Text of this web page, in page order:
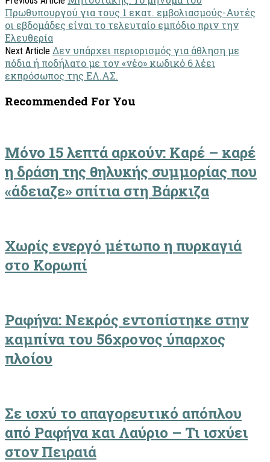
Πρωθυπουργού για τους 1 εκατ. εμβολιασμούς-Αυτές
οι εβδομάδες είναι το τελευταίο εμπόδιο πριν την
Ελευθερία
Next Article Δεν υπάρχει περιορισμός για άθληση με
πόδια ή ποδήλατο με τον «νέο» κωδικό 6 λέει
εκπρόσωπος της ΕΛ.ΑΣ.
Recommended For You
Μόνο 15 λεπτά αρκούν: Καρέ – καρέ
η δράση της θηλυκής συμμορίας που
«άδειαζε» σπίτια στη Βάρκιζα
Χωρίς ενεργό μέτωπο η πυρκαγιά
στο Κορωπί
Ραφήνα: Νεκρός εντοπίστηκε στην
καμπίνα του 56χρονος ύπαρχος
πλοίου
Σε ισχύ το απαγορευτικό απόπλου
από Ραφήνα και Λαύριο – Τι ισχύει
στον Πειραιά